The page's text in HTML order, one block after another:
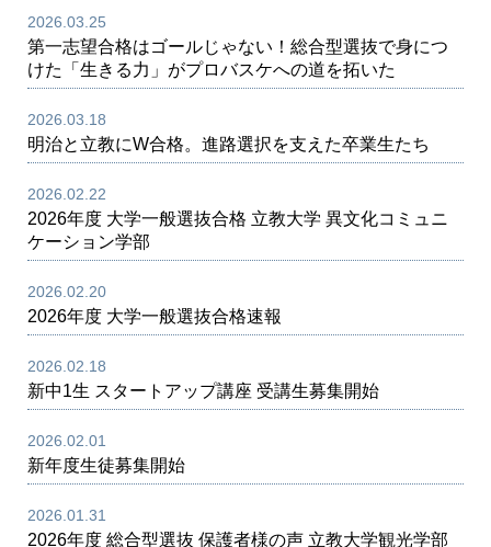
2026.03.25
第一志望合格はゴールじゃない！総合型選抜で身につ
けた「生きる力」がプロバスケへの道を拓いた
2026.03.18
明治と立教にW合格。進路選択を支えた卒業生たち
2026.02.22
2026年度 大学一般選抜合格 立教大学 異文化コミュニ
ケーション学部
2026.02.20
2026年度 大学一般選抜合格速報
2026.02.18
新中1生 スタートアップ講座 受講生募集開始
2026.02.01
新年度生徒募集開始
2026.01.31
2026年度 総合型選抜 保護者様の声 立教大学観光学部